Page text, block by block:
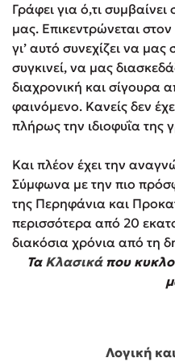
Γράφει για ό,τι
μας. Επικεντρώνεται
γι’ αυτό συνεχίζει να
συγκινεί, να μας
διαχρονική και σίγουρα
φαινόμενο. Κανείς δεν
πλήρως την ιδιοφυΐα της
Και πλέον έχει την
Σύμφωνα με την πιο
της Περηφάνια και
περισσότερα από 20
διακόσια χρόνια από τη
Τα Κλασικάπου
Λογική